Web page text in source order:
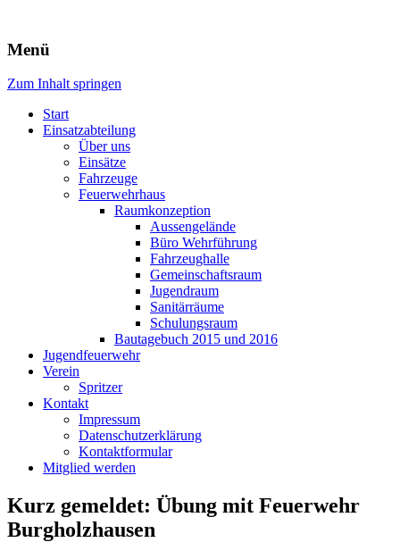
Freiwillige Feuerwehr Rodheim
v.d.H.
Menü
Zum Inhalt springen
Start
Einsatzabteilung
Über uns
Einsätze
Fahrzeuge
Feuerwehrhaus
Raumkonzeption
Aussengelände
Büro Wehrführung
Fahrzeughalle
Gemeinschaftsraum
Jugendraum
Sanitärräume
Schulungsraum
Bautagebuch 2015 und 2016
Jugendfeuerwehr
Verein
Spritzer
Kontakt
Impressum
Datenschutzerklärung
Kontaktformular
Mitglied werden
Kurz gemeldet: Übung mit Feuerwehr
Burgholzhausen